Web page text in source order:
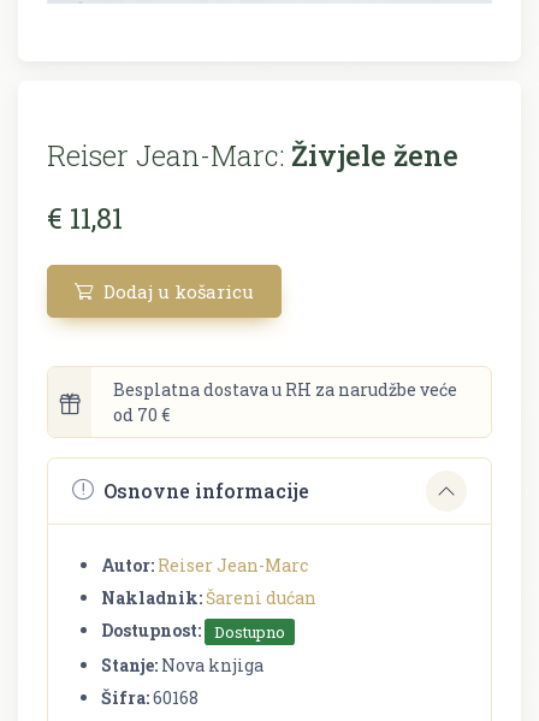
Reiser Jean-Marc: Živjele žene
€ 11,81
Dodaj u košaricu
Besplatna dostava u RH za narudžbe veće
od 70 €
Osnovne informacije
Autor: Reiser Jean-Marc
Nakladnik:Šareni dućan
Dostupnost:
Dostupno
Stanje: Nova knjiga
Šifra:60168